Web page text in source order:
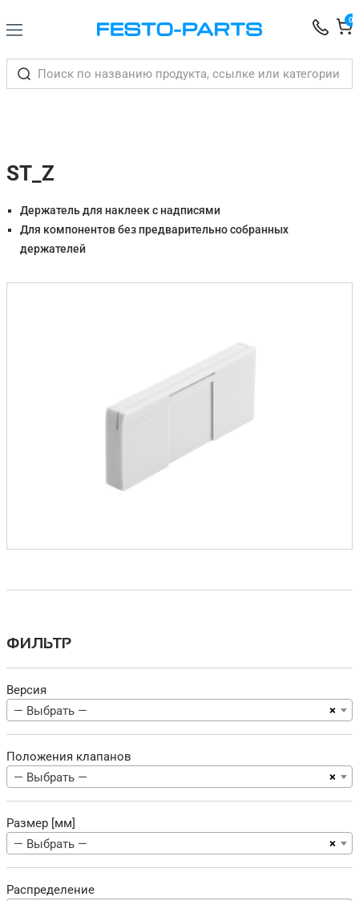
0
ST_Z
Держатель для наклеек с надписями
Для компонентов без предварительно собранных
держателей
ФИЛЬТР
Версия
×
— Выбрать —
Положения клапанов
×
— Выбрать —
Размер [мм]
×
— Выбрать —
Распределение